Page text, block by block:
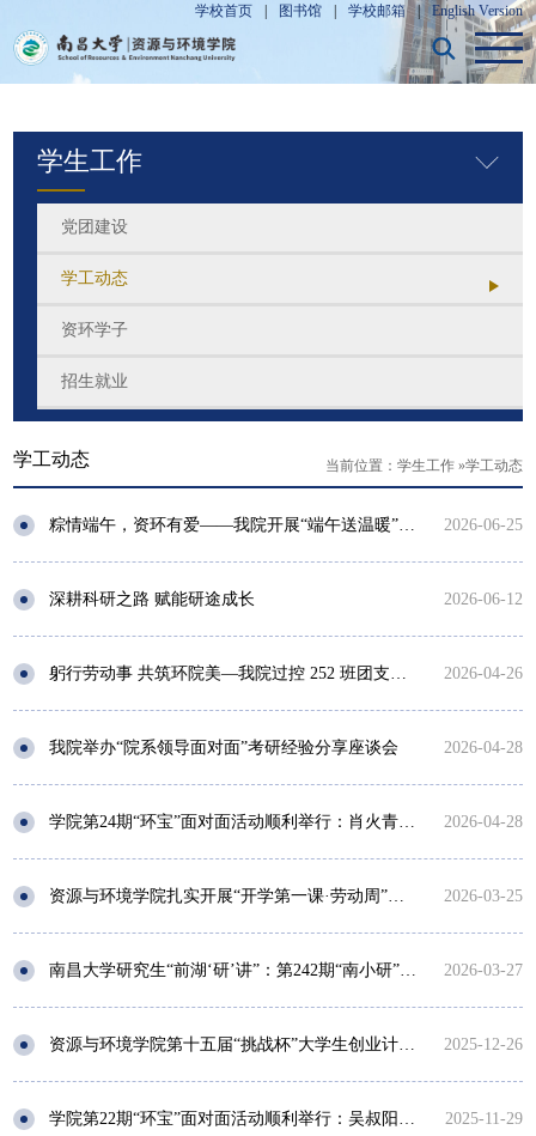
学校首页 图书馆 学校邮箱 English Version
学生工作
党团建设
学工动态
资环学子
招生就业
学工动态 当前位置： 学生工作 »学工动态
粽情端午，资环有爱——我院开展“端午送温暖”活动 2026-06-25
深耕科研之路 赋能研途成长 2026-06-12
躬行劳动事 共筑环院美—我院过控 252 班团支部开展主题团日活动 2026-04-26
我院举办“院系领导面对面”考研经验分享座谈会 2026-04-28
学院第24期“环宝”面对面活动顺利举行：肖火青博士结合自身科研和成长经历为南大学子分享博士研究课题与职业发展路径 2026-04-28
资源与环境学院扎实开展“开学第一课·劳动周”系列活动 2026-03-25
南昌大学研究生“前湖‘研’讲”：第242期“南小研”微讲堂 2026-03-27
资源与环境学院第十五届“挑战杯”大学生创业计划竞赛答辩圆满结束 2025-12-26
学院第22期“环宝”面对面活动顺利举行：吴叔阳博士分享科研心得 2025-11-29